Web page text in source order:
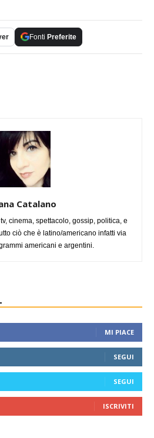
Fonti Preferite
Catalano
cinema, spettacolo, gossip, politica, e
ciò che è latino/americano infatti via
americani e argentini.
MI PIACE
SEGUI
SEGUI
ISCRIVITI